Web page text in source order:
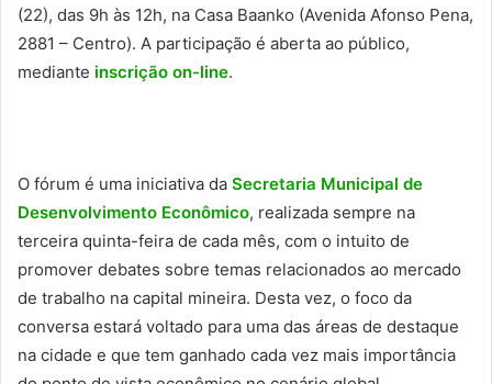
(22), das 9h às 12h, na Casa Baanko (Avenida Afonso Pena,
2881 – Centro). A participação é aberta ao público,
mediante inscrição on-line.
O fórum é uma iniciativa da Secretaria Municipal de
Desenvolvimento Econômico, realizada sempre na
terceira quinta-feira de cada mês, com o intuito de
promover debates sobre temas relacionados ao mercado
de trabalho na capital mineira. Desta vez, o foco da
conversa estará voltado para uma das áreas de destaque
na cidade e que tem ganhado cada vez mais importância